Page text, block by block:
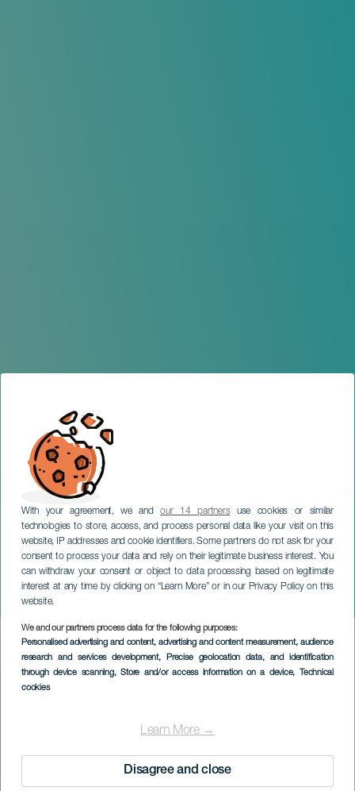
With your agreement, we andour 14 partnersuse cookies or similar
technologies to store, access, and process personal data like your visit on this
website, IP addresses and cookie identifiers. Some partners do not ask for your
consent to process your data and rely on their legitimate business interest. You
can withdraw your consent or object to data processing based on legitimate
interest at any time by clicking on “Learn More” or in our Privacy Policy on this
website.
We and our partners process data for the following purposes:
Personalised advertising and content, advertising and content measurement, audience
research and services development, Precise geolocation data, and identification
through device scanning, Store and/or access information on a device, Technical
cookies
Learn More →
Disagree and close
El Kanka in concert
GRAN CANARIA
Imagen
Listado